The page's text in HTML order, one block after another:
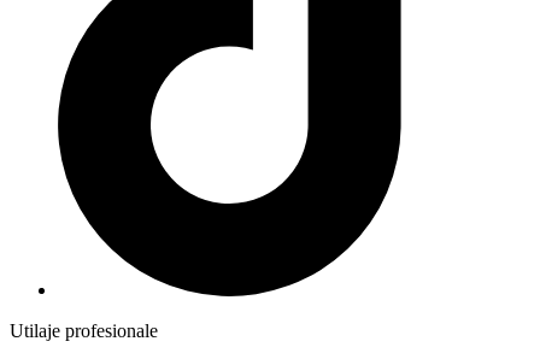
Utilaje profesionale